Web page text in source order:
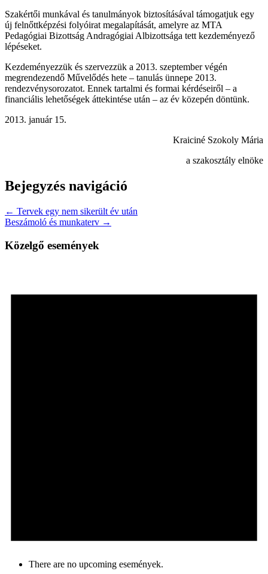
Szakértői munkával és tanulmányok biztosításával támogatjuk egy
új felnőttképzési folyóirat megalapítását, amelyre az MTA
Pedagógiai Bizottság Andragógiai Albizottsága tett kezdeményező
lépéseket.
Kezdeményezzük és szervezzük a 2013. szeptember végén
megrendezendő Művelődés hete – tanulás ünnepe 2013.
rendezvénysorozatot. Ennek tartalmi és formai kérdéseiről – a
financiális lehetőségek áttekintése után – az év közepén döntünk.
2013. január 15.
Kraiciné Szokoly Mária
a szakosztály elnöke
Bejegyzés navigáció
← Tervek egy nem sikerült év után
Beszámoló és munkaterv →
Közelgő események
There are no upcoming események.